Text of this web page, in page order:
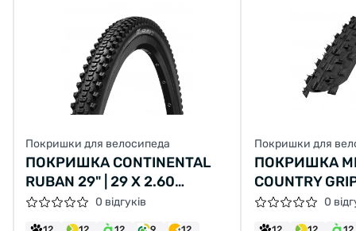
Покришки для велосипеда
ПОКРИШКА CONTINENTAL
RUBAN 29" | 29 X 2.60
ЧОРНА, НЕ СКЛАДНА
0 відгуків
Покришки для
ПОКРИШКА
COUNTRY
(54-584)
0